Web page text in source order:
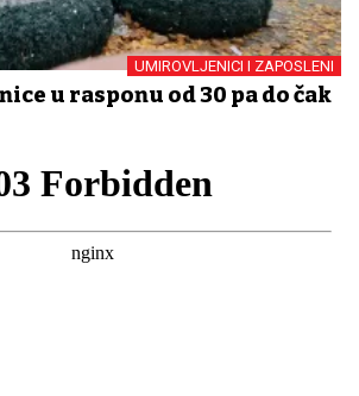
UMIROVLJENICI I ZAPOSLENI
u rasponu od 30 pa do čak